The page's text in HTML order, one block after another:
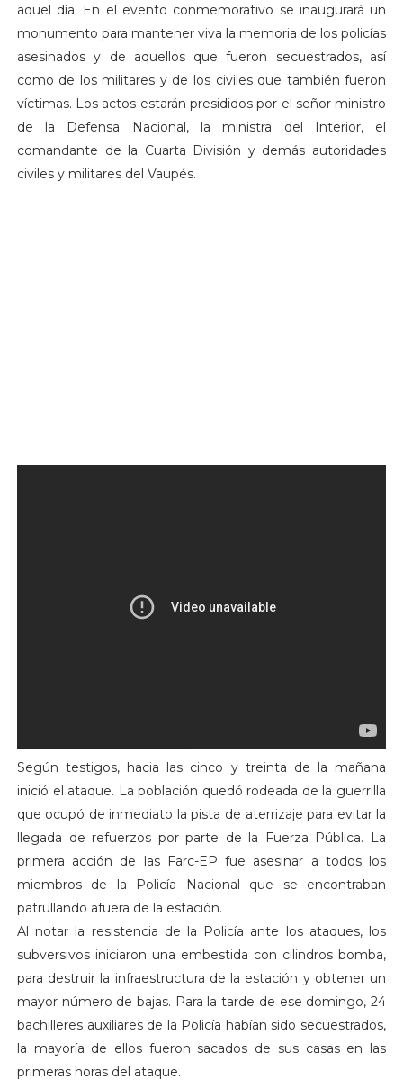
aquel día. En el evento conmemorativo se inaugurará un
monumento para mantener viva la memoria de los policías
asesinados y de aquellos que fueron secuestrados, así
como de los militares y de los civiles que también fueron
víctimas. Los actos estarán presididos por el señor ministro
de la Defensa Nacional, la ministra del Interior, el
comandante de la Cuarta División y demás autoridades
civiles y militares del Vaupés.
Según testigos, hacia las cinco y treinta de la mañana
inició el ataque. La población quedó rodeada de la guerrilla
que ocupó de inmediato la pista de aterrizaje para evitar la
llegada de refuerzos por parte de la Fuerza Pública. La
primera acción de las Farc-EP fue asesinar a todos los
miembros de la Policía Nacional que se encontraban
patrullando afuera de la estación.
Al notar la resistencia de la Policía ante los ataques, los
subversivos iniciaron una embestida con cilindros bomba,
para destruir la infraestructura de la estación y obtener un
mayor número de bajas. Para la tarde de ese domingo, 24
bachilleres auxiliares de la Policía habían sido secuestrados,
la mayoría de ellos fueron sacados de sus casas en las
primeras horas del ataque.